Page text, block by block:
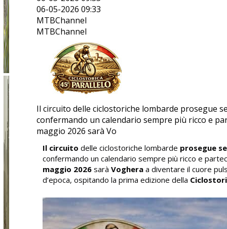
06-05-2026 09:33
MTBChannel
MTBChannel
Il circuito delle ciclostoriche lombarde prosegue
confermando un calendario sempre più ricco e
maggio 2026 sarà Vo
Il circuito delle ciclostoriche lombarde prosegue
confermando un calendario sempre più ricco e
maggio 2026 sarà Voghera a diventare il cuore
d’epoca, ospitando la prima edizione della